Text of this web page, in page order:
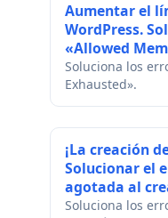
Aumentar el
WordPress.
«Allowed
Soluciona los
Exhausted».
¡La creación
Solucionar el
agotada al
Soluciona los